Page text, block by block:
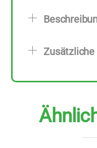
zu
Menge